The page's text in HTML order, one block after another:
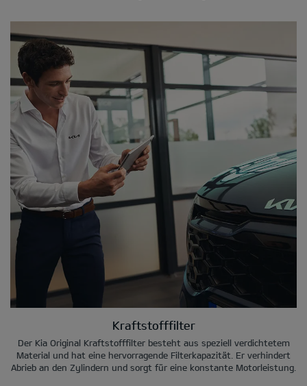
Kraftstofffilter
Der Kia Original Kraftstofffilter besteht aus speziell verdichtetem
Material und hat eine hervorragende Filterkapazität. Er verhindert
Abrieb an den Zylindern und sorgt für eine konstante Motorleistung.